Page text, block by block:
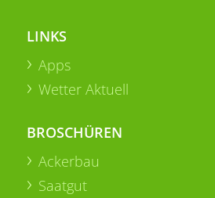
LINKS
Apps
Wetter Aktuell
BROSCHÜREN
Ackerbau
Saatgut